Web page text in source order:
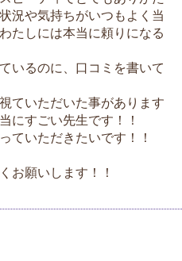
況や気持ちがいつもよく当
たしには本当に頼りになる
いるのに、口コミを書いて
ていただいた事があります
にすごい先生です！！
ていただきたいです！！
お願いします！！